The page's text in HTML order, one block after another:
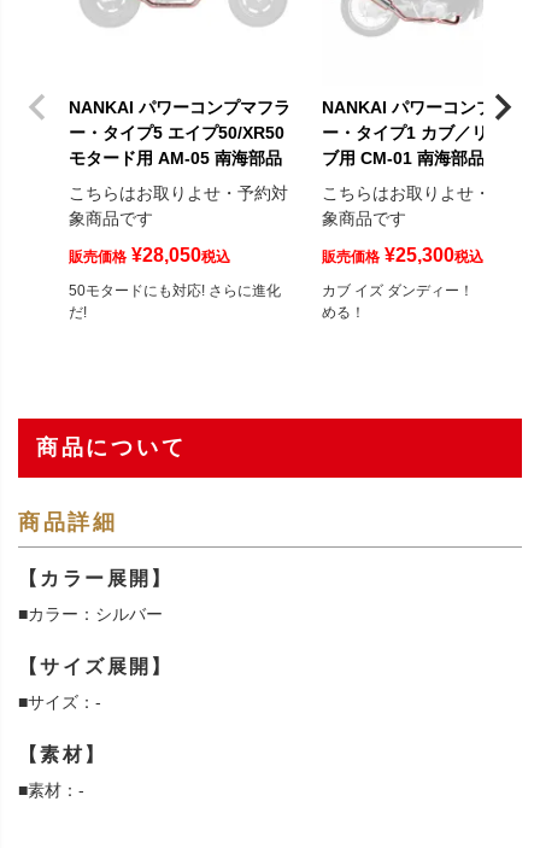
NANKAI パワーコンプマフラ
ー・タイプ5 エイプ50/XR50
モタード用 AM-05 南海部品
こちらはお取りよせ・予約対
象商品です
販売価格 ¥28,050税込
50モタードにも対応! さらに進化
だ!
NANKAI パワーコンプマフ
ー・タイプ1 カブ／リトルカ
ブ用 CM-01 南海部品
こちらはお取りよせ・予約対
象商品です
販売価格 ¥25,300税込
カブ イズ ダンディー！ 国産で
める！
商品について
商品詳細
【カラー展開】
■カラー：シルバー
【サイズ展開】
■サイズ：-
【素材】
■素材：-